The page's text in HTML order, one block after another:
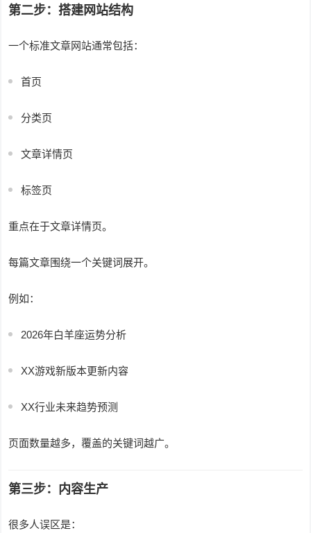
第二步：搭建网站结构
一个标准文章网站通常包括：
首页
分类页
文章详情页
标签页
重点在于文章详情页。
每篇文章围绕一个关键词展开。
例如：
2026年白羊座运势分析
XX游戏新版本更新内容
XX行业未来趋势预测
页面数量越多，覆盖的关键词越广。
第三步：内容生产
很多人误区是：